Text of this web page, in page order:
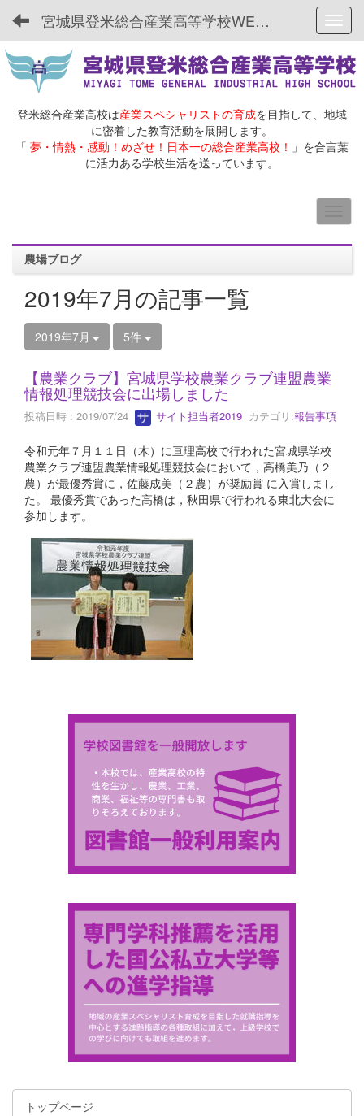
宮城県登米総合産業高等学校WEBサイト
登米総合産業高校は産業スペシャリストの育成を目指して、地域
に密着した教育活動を展開します。
「 夢・情熱・感動！めざせ！日本一の総合産業高校！ 」を合言葉
に活力ある学校生活を送っています。
農場ブログ
2019年7月の記事一覧
2019年7月 5件
【農業クラブ】宮城県学校農業クラブ連盟農業
情報処理競技会に出場しました
投稿日時 : 2019/07/24 サイト担当者2019 カテゴリ:報告事項
令和元年７月１１日（木）に亘理高校で行われた宮城県学校
農業クラブ連盟農業情報処理競技会において，高橋美乃（２
農）が最優秀賞に，佐藤成美（２農）が奨励賞 に入賞しまし
た。 最優秀賞であった高橋は，秋田県で行われる東北大会に
参加します。
トップページ